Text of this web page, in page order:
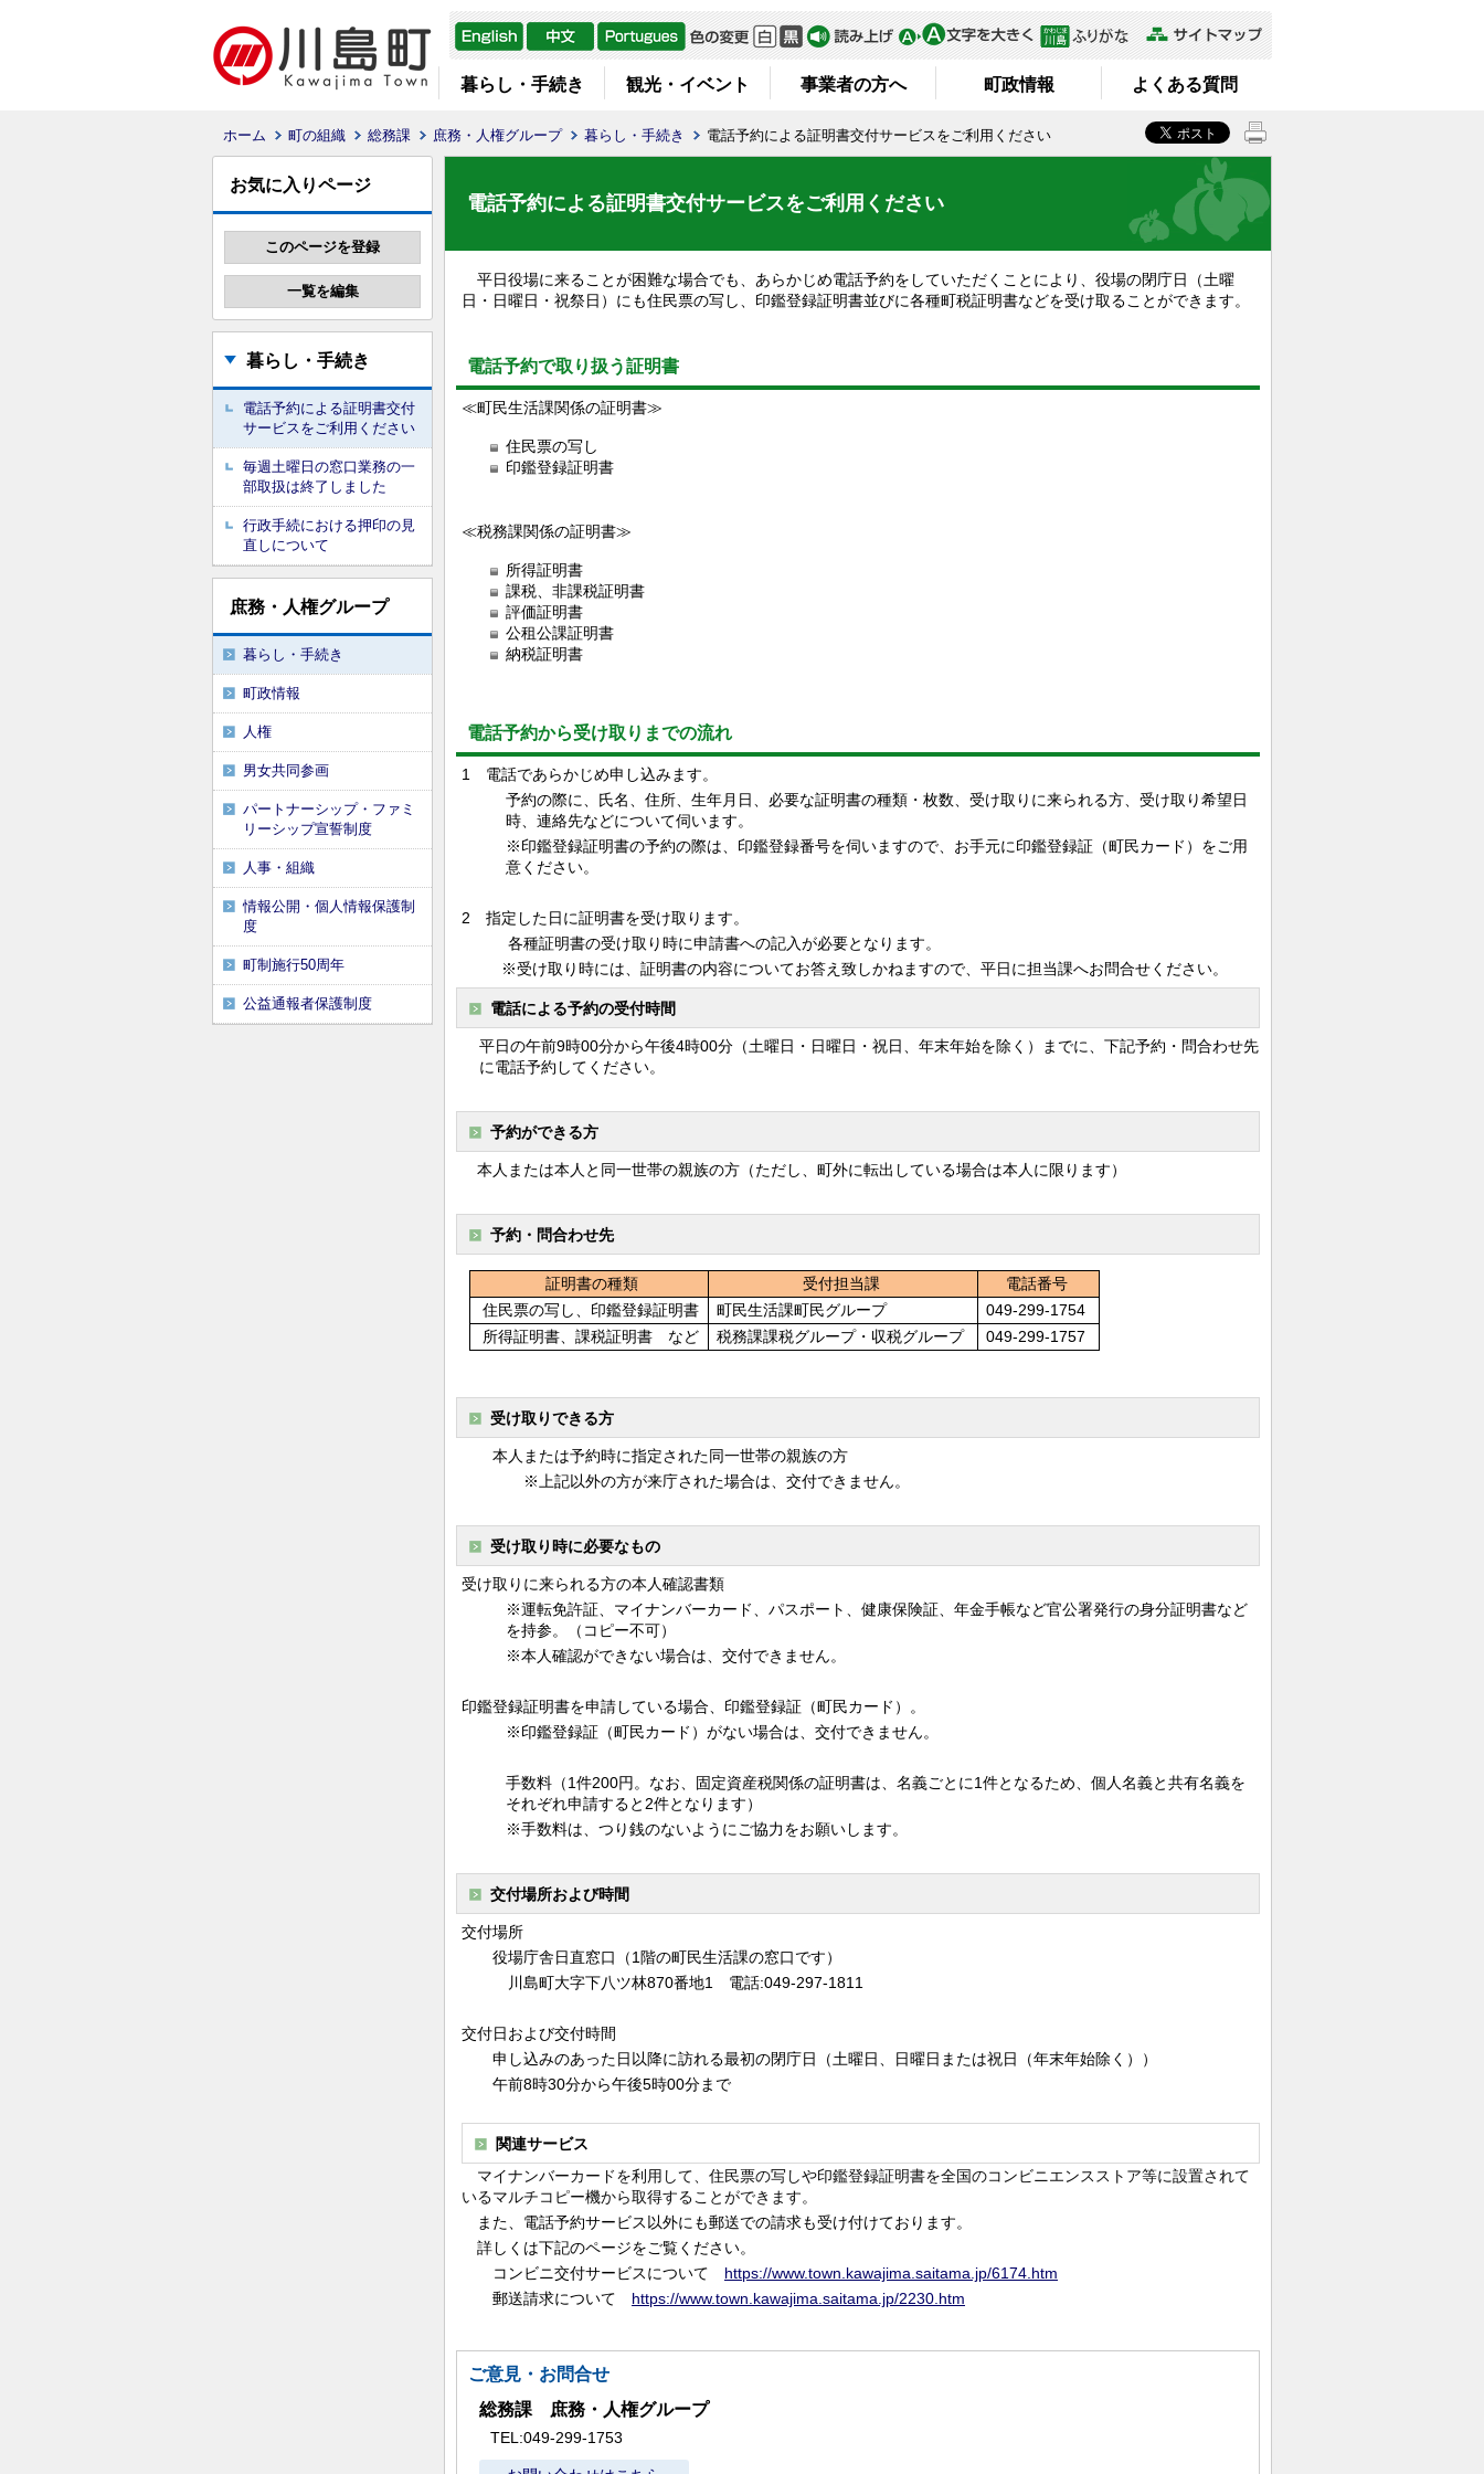
暮らし・手続き 観光・イベント 事業者の方へ 町政情報 よくある質問
ホーム 町の組織 総務課 庶務・人権グループ 暮らし・手続き 電話予約による証明書交付サービスをご利用ください
お気に入りページ
暮らし・手続き
電話予約による証明書交付
サービスをご利用ください
毎週土曜日の窓口業務の一
部取扱は終了しました
行政手続における押印の見
直しについて
庶務・人権グループ
暮らし・手続き
町政情報
人権
男女共同参画
パートナーシップ・ファミ
リーシップ宣誓制度
人事・組織
情報公開・個人情報保護制
度
町制施行50周年
公益通報者保護制度
電話予約による証明書交付サービスをご利用ください
平日役場に来ることが困難な場合でも、あらかじめ電話予約をしていただくことにより、役場の閉庁日（土曜
日・日曜日・祝祭日）にも住民票の写し、印鑑登録証明書並びに各種町税証明書などを受け取ることができます。
電話予約で取り扱う証明書
≪町民生活課関係の証明書≫
住民票の写し
印鑑登録証明書
≪税務課関係の証明書≫
所得証明書
課税、非課税証明書
評価証明書
公租公課証明書
納税証明書
電話予約から受け取りまでの流れ
1 電話であらかじめ申し込みます。
予約の際に、氏名、住所、生年月日、必要な証明書の種類・枚数、受け取りに来られる方、受け取り希望日
時、連絡先などについて伺います。
※印鑑登録証明書の予約の際は、印鑑登録番号を伺いますので、お手元に印鑑登録証（町民カード）をご用
意ください。
2 指定した日に証明書を受け取ります。
各種証明書の受け取り時に申請書への記入が必要となります。
※受け取り時には、証明書の内容についてお答え致しかねますので、平日に担当課へお問合せください。
電話による予約の受付時間
平日の午前9時00分から午後4時00分（土曜日・日曜日・祝日、年末年始を除く）までに、下記予約・問合わせ先
に電話予約してください。
予約ができる方
本人または本人と同一世帯の親族の方（ただし、町外に転出している場合は本人に限ります）
予約・問合わせ先
証明書の種類 受付担当課
電話番号
住民票の写し、印鑑登録証明書
町民生活課町民グループ
049-299-1754
所得証明書、課税証明書 など
税務課課税グループ・収税グループ 049-299-1757
受け取りできる方
本人または予約時に指定された同一世帯の親族の方
※上記以外の方が来庁された場合は、交付できません。
受け取り時に必要なもの
受け取りに来られる方の本人確認書類
※運転免許証、マイナンバーカード、パスポート、健康保険証、年金手帳など官公署発行の身分証明書など
を持参。（コピー不可）
※本人確認ができない場合は、交付できません。
印鑑登録証明書を申請している場合、印鑑登録証（町民カード）。
※印鑑登録証（町民カード）がない場合は、交付できません。
手数料（1件200円。なお、固定資産税関係の証明書は、名義ごとに1件となるため、個人名義と共有名義を
それぞれ申請すると2件となります）
※手数料は、つり銭のないようにご協力をお願いします。
交付場所および時間
交付場所
役場庁舎日直窓口（1階の町民生活課の窓口です）
川島町大字下八ツ林870番地1 電話:049-297-1811
交付日および交付時間
申し込みのあった日以降に訪れる最初の閉庁日（土曜日、日曜日または祝日（年末年始除く））
午前8時30分から午後5時00分まで
関連サービス
マイナンバーカードを利用して、住民票の写しや印鑑登録証明書を全国のコンビニエンスストア等に設置されて
いるマルチコピー機から取得することができます。
また、電話予約サービス以外にも郵送での請求も受け付けております。
詳しくは下記のページをご覧ください。
コンビニ交付サービスについて https://www.town.kawajima.saitama.jp/6174.htm
郵送請求について https://www.town.kawajima.saitama.jp/2230.htm
ご意見・お問合せ
総務課 庶務・人権グループ
TEL:049-299-1753